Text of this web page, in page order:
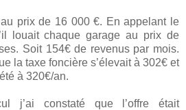
prix de 16 000 €. En appelant le
louait chaque garage au prix de
Soit 154€ de revenus par mois.
la taxe foncière s’élevait à 302€ et
à 320€/an.
j’ai constaté que l’offre était